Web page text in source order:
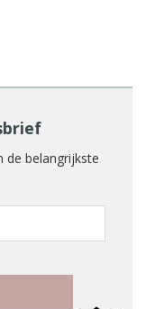
de belangrijkste